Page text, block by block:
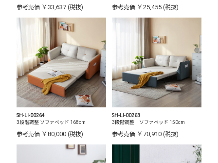
参考売価 ￥33,637 (税抜) 参考売価 ￥25,455 (税抜)
SH-LI-00264
3段階調整 ソファベッド 168cm
参考売価 ￥80,000 (税抜)
SH-LI-00263
3段階調整 ソファベッド 150cm
参考売価 ￥70,910 (税抜)